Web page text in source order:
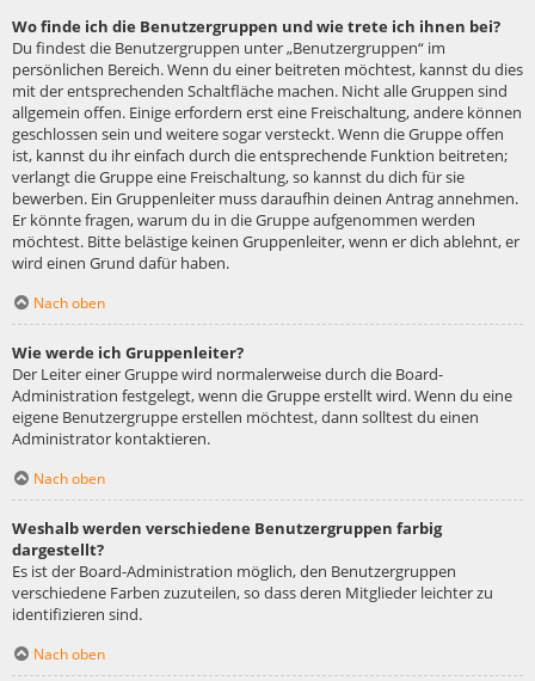
Wo finde ich die Benutzergruppen und wie trete ich ihnen bei?
Du findest die Benutzergruppen unter „Benutzergruppen“ im
persönlichen Bereich. Wenn du einer beitreten möchtest, kannst du dies
mit der entsprechenden Schaltfläche machen. Nicht alle Gruppen sind
allgemein offen. Einige erfordern erst eine Freischaltung, andere können
geschlossen sein und weitere sogar versteckt. Wenn die Gruppe offen
ist, kannst du ihr einfach durch die entsprechende Funktion beitreten;
verlangt die Gruppe eine Freischaltung, so kannst du dich für sie
bewerben. Ein Gruppenleiter muss daraufhin deinen Antrag annehmen.
Er könnte fragen, warum du in die Gruppe aufgenommen werden
möchtest. Bitte belästige keinen Gruppenleiter, wenn er dich ablehnt, er
wird einen Grund dafür haben.
Nach oben
Wie werde ich Gruppenleiter?
Der Leiter einer Gruppe wird normalerweise durch die Board-
Administration festgelegt, wenn die Gruppe erstellt wird. Wenn du eine
eigene Benutzergruppe erstellen möchtest, dann solltest du einen
Administrator kontaktieren.
Nach oben
Weshalb werden verschiedene Benutzergruppen farbig
dargestellt?
Es ist der Board-Administration möglich, den Benutzergruppen
verschiedene Farben zuzuteilen, so dass deren Mitglieder leichter zu
identifizieren sind.
Nach oben